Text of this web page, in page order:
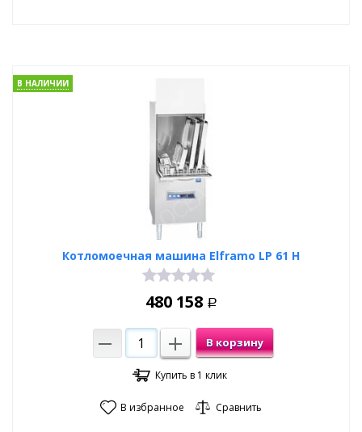
Котломоечная машина Elframo LP 61 H
В НАЛИЧИИ
480 158 Р
В корзину
Купить в 1 клик
В избранное Сравнить